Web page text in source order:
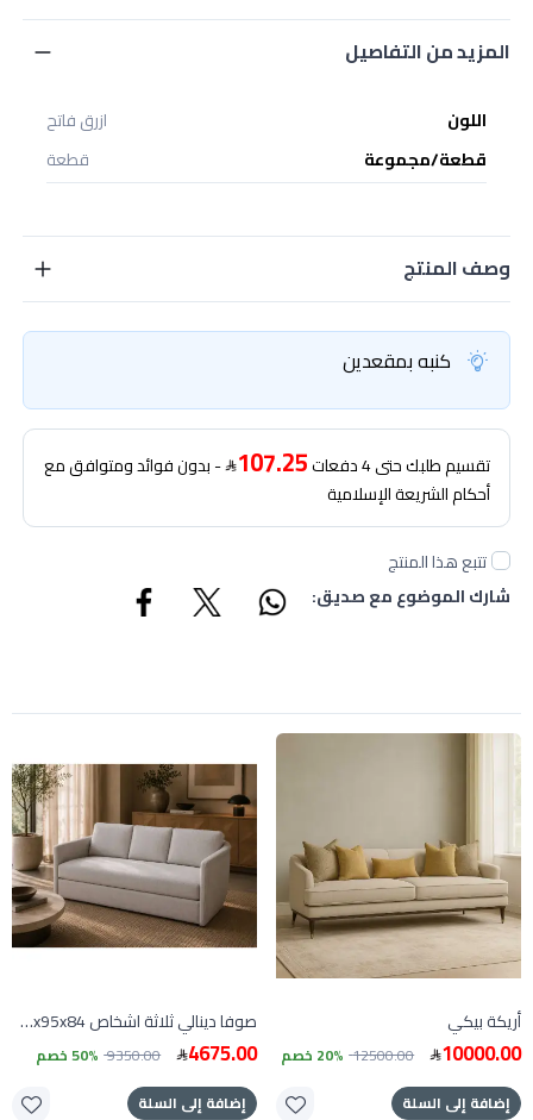
المزيد من التفاصيل
اللون
ازرق فاتح
قطعة/مجموعة
قطعة
وصف المنتج
كنبه بمقعدين
تقسيم طلبك حتى 4 دفعات 107.25 - بدون فوائد ومتوافق مع
أحكام الشريعة الإسلامية
تتبع هذا المنتج
شارك الموضوع مع صديق:
أريكة بيكي
10000.00
12500.00 20% خصم
إضافة إلى السلة
صوفا دينالي ثلاثة اشخاص 250x95x84 سم
4675.00
9350.00 50% خصم
إضافة إلى السلة